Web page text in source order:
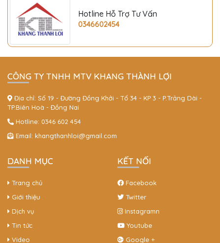
Hotline Hỗ Trợ Tư Vấn
0346602454
CÔNG TY TNHH MTV KHANG THÀNH LỢI
Địa chỉ: Số 19 - Đường Đồng Khởi - Tổ 34 - KP 3 - P.Trảng Dài -
TP.Biên Hoà - Đồng Nai
Hotline: 0346 602 454
Email: khangthanhloi@gmail.com
DANH MỤC
Trang chủ
Giới thiệu
Dịch vụ
Tin tức
Video
KẾT NỐI
Facebook
Twitter
Instagramn
Youtube
Google +